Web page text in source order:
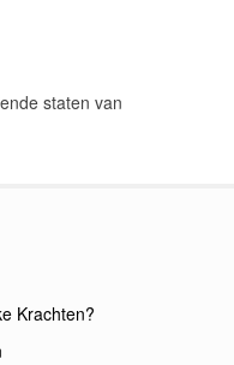
staten van
Krachten?